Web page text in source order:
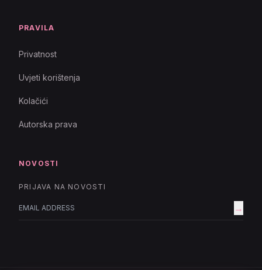
PRAVILA
Privatnost
Uvjeti korištenja
Kolačići
Autorska prava
NOVOSTI
PRIJAVA NA NOVOSTI
→